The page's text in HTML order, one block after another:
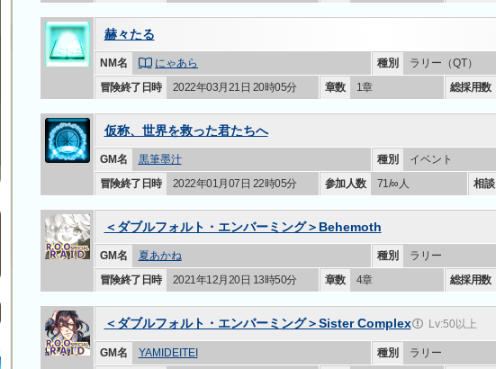
赫々たる
NM名 にゃあら 種別 ラリー （QT）
冒険終了日時
2022年03月21日 20時05分 章数 1章 総採用数
仮称、世界を救った君たちへ
GM名 黒筆墨汁 種別 イベント
冒険終了日時
2022年01月07日 22時05分 参加人数 71/∞人 相談
＜ダブルフォルト・エンバーミング＞Behemoth
GM名 夏あかね 種別 ラリー
冒険終了日時
2021年12月20日 13時50分 章数 4章 総採用数
＜ダブルフォルト・エンバーミング＞Sister Complex Lv:50以上
GM名 YAMIDEITEI 種別 ラリー